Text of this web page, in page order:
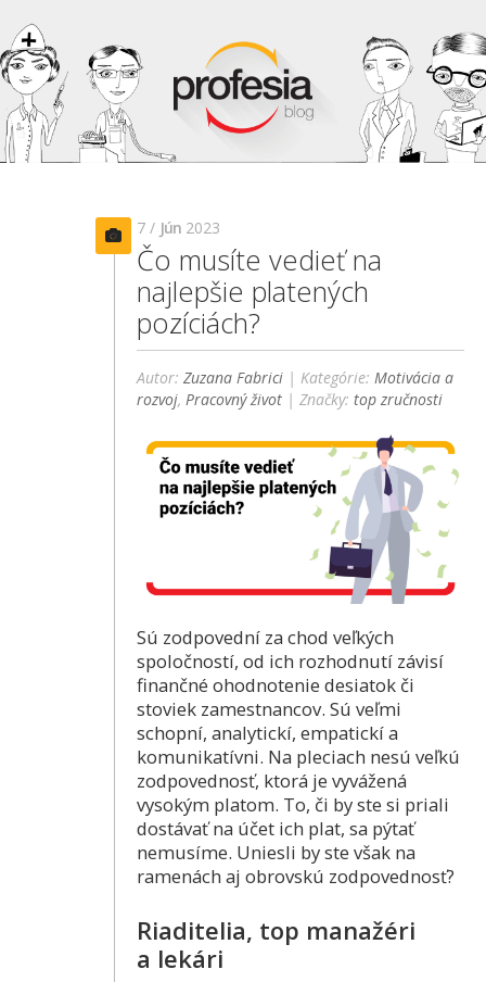
7 / Jún 2023
Čo musíte vedieť na
najlepšie platených
pozíciách?
Autor:Zuzana Fabrici | Kategórie:Motivácia a
rozvoj,Pracovný život | Značky:top zručnosti
Sú zodpovední za chod veľkých
spoločností, od ich rozhodnutí závisí
finančné ohodnotenie desiatok či
stoviek zamestnancov. Sú veľmi
schopní, analytickí, empatickí a
komunikatívni. Na pleciach nesú veľkú
zodpovednosť, ktorá je vyvážená
vysokým platom. To, či by ste si priali
dostávať na účet ich plat, sa pýtať
nemusíme. Uniesli by ste však na
ramenách aj obrovskú zodpovednosť?
Riaditelia, top manažéri
a lekári